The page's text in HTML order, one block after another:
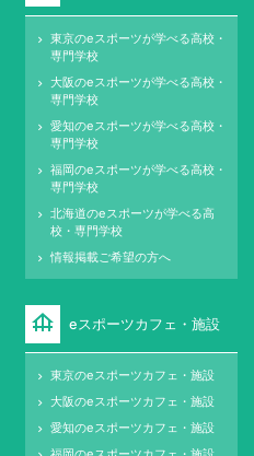
keyboard_arrow_right
東京のeスポーツが学べる高校・
専門学校
keyboard_arrow_right
大阪のeスポーツが学べる高校・
専門学校
keyboard_arrow_right
愛知のeスポーツが学べる高校・
専門学校
keyboard_arrow_right
福岡のeスポーツが学べる高校・
専門学校
keyboard_arrow_right
北海道のeスポーツが学べる高
校・専門学校
keyboard_arrow_right 情報掲載ご希望の方へ
foundation eスポーツカフェ・施設
keyboard_arrow_right 東京のeスポーツカフェ・施設
keyboard_arrow_right 大阪のeスポーツカフェ・施設
keyboard_arrow_right 愛知のeスポーツカフェ・施設